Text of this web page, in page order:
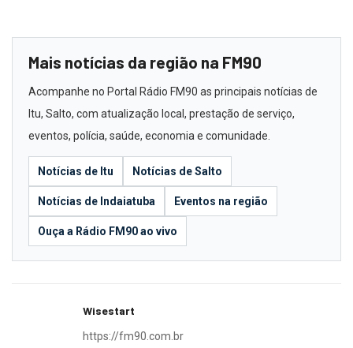
Mais notícias da região na FM90
Acompanhe no Portal Rádio FM90 as principais notícias de
Itu, Salto, com atualização local, prestação de serviço,
eventos, polícia, saúde, economia e comunidade.
Notícias de Itu Notícias de Salto
Notícias de Indaiatuba Eventos na região
Ouça a Rádio FM90 ao vivo
Wisestart
https://fm90.com.br